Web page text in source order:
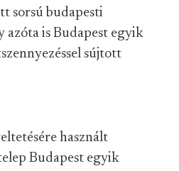
sorsú budapesti
azóta is Budapest egyik
sújtott
használt
Budapest egyik